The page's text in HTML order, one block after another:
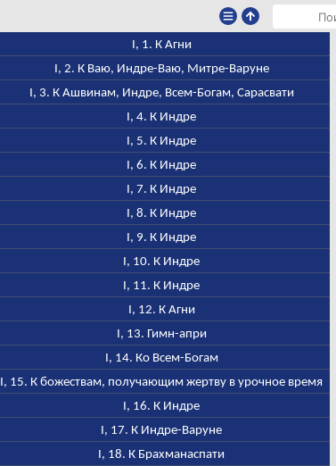
I, 1. К Агни
I, 2. К Ваю, Индре-Ваю, Митре-Варуне
I, 3. К Ашвинам, Индре, Всем-Богам, Сарасвати
I, 4. К Индре
I, 5. К Индре
I, 6. К Индре
I, 7. К Индре
I, 8. К Индре
I, 9. К Индре
I, 10. К Индре
I, 11. К Индре
I, 12. К Агни
I, 13. Гимн-апри
I, 14. Ко Всем-Богам
I, 15. К божествам, получающим жертву в урочное время
I, 16. К Индре
I, 17. К Индре-Варуне
I, 18. К Брахманаспати